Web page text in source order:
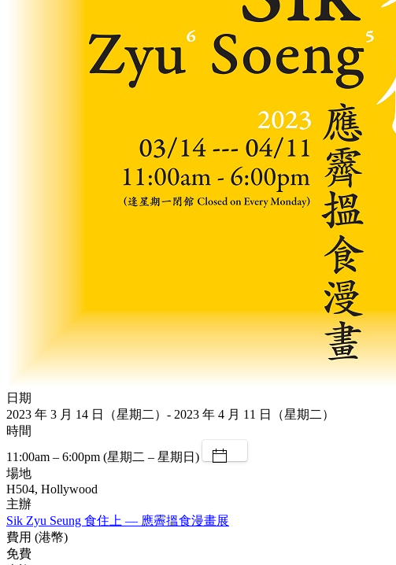
日期
2023 年 3 月 14 日（星期二）- 2023 年 4 月 11 日（星期二）
時間
11:00am – 6:00pm (星期二 – 星期日)
場地
H504, Hollywood
主辦
Sik Zyu Seung 食住上 — 應霽搵食漫畫展
費用 (港幣)
免費